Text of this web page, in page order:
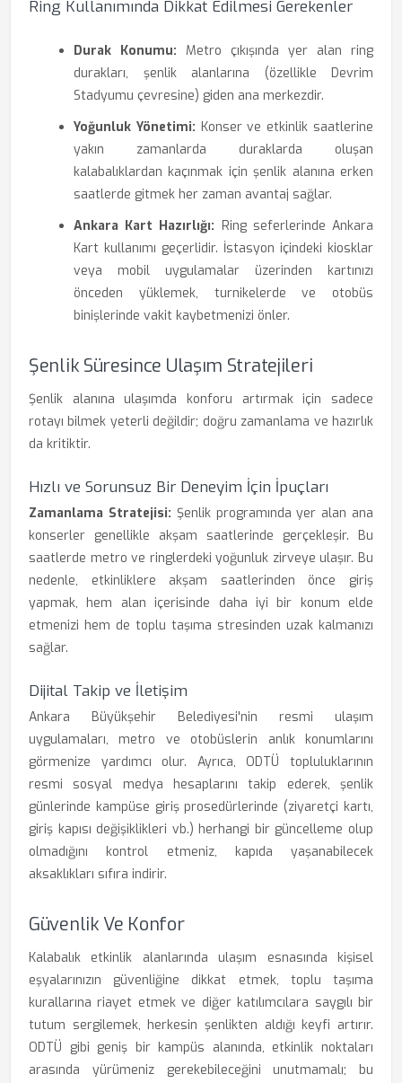
Ring Kullanımında Dikkat Edilmesi Gerekenler
Durak Konumu: Metro çıkışında yer alan ring
durakları, şenlik alanlarına (özellikle Devrim
Stadyumu çevresine) giden ana merkezdir.
Yoğunluk Yönetimi: Konser ve etkinlik saatlerine
yakın zamanlarda duraklarda oluşan
kalabalıklardan kaçınmak için şenlik alanına erken
saatlerde gitmek her zaman avantaj sağlar.
Ankara Kart Hazırlığı: Ring seferlerinde Ankara
Kart kullanımı geçerlidir. İstasyon içindeki kiosklar
veya mobil uygulamalar üzerinden kartınızı
önceden yüklemek, turnikelerde ve otobüs
binişlerinde vakit kaybetmenizi önler.
Şenlik Süresince Ulaşım Stratejileri
Şenlik alanına ulaşımda konforu artırmak için sadece
rotayı bilmek yeterli değildir; doğru zamanlama ve hazırlık
da kritiktir.
Hızlı ve Sorunsuz Bir Deneyim İçin İpuçları
Zamanlama Stratejisi: Şenlik programında yer alan ana
konserler genellikle akşam saatlerinde gerçekleşir. Bu
saatlerde metro ve ringlerdeki yoğunluk zirveye ulaşır. Bu
nedenle, etkinliklere akşam saatlerinden önce giriş
yapmak, hem alan içerisinde daha iyi bir konum elde
etmenizi hem de toplu taşıma stresinden uzak kalmanızı
sağlar.
Dijital Takip ve İletişim
Ankara Büyükşehir Belediyesi'nin resmi ulaşım
uygulamaları, metro ve otobüslerin anlık konumlarını
görmenize yardımcı olur. Ayrıca, ODTÜ topluluklarının
resmi sosyal medya hesaplarını takip ederek, şenlik
günlerinde kampüse giriş prosedürlerinde (ziyaretçi kartı,
giriş kapısı değişiklikleri vb.) herhangi bir güncelleme olup
olmadığını kontrol etmeniz, kapıda yaşanabilecek
aksaklıkları sıfıra indirir.
Güvenlik Ve Konfor
Kalabalık etkinlik alanlarında ulaşım esnasında kişisel
eşyalarınızın güvenliğine dikkat etmek, toplu taşıma
kurallarına riayet etmek ve diğer katılımcılara saygılı bir
tutum sergilemek, herkesin şenlikten aldığı keyfi artırır.
ODTÜ gibi geniş bir kampüs alanında, etkinlik noktaları
arasında yürümeniz gerekebileceğini unutmamalı; bu